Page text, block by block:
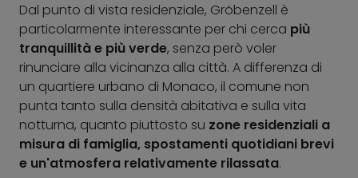
Dal punto di vista residenziale, Gröbenzell è
particolarmente interessante per chi cerca più
tranquillità e più verde, senza però voler
rinunciare alla vicinanza alla città. A differenza di
un quartiere urbano di Monaco, il comune non
punta tanto sulla densità abitativa e sulla vita
notturna, quanto piuttosto su zone residenziali a
misura di famiglia, spostamenti quotidiani brevi
e un'atmosfera relativamente rilassata.